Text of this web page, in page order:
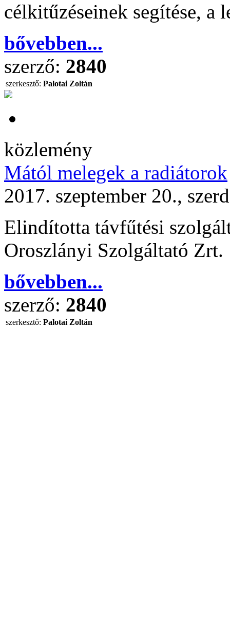
célkitűzéseinek segítése, a
bővebben...
szerző: 2840
szerkesztő: Palotai Zoltán
közlemény
Mától melegek a radiátorok
2017. szeptember 20.,
Elindította távfűtési
Oroszlányi Szolgáltató Zrt.
bővebben...
szerző: 2840
szerkesztő: Palotai Zoltán